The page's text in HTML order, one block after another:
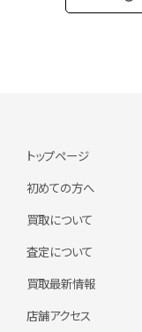
トップページ
初めての方へ
買取について
査定について
買取最新情報
店舗アクセス